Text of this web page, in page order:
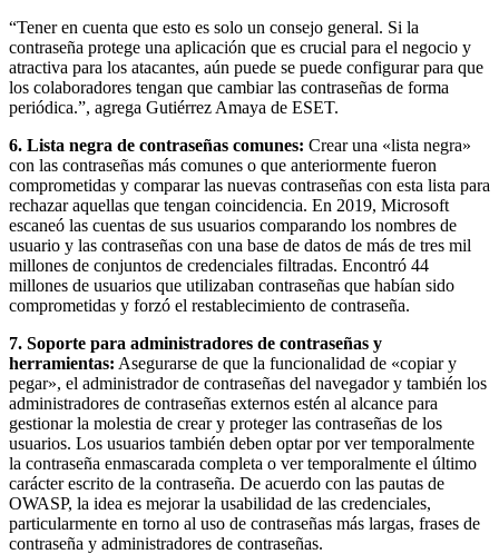
“Tener en cuenta que esto es solo un consejo general. Si la
contraseña protege una aplicación que es crucial para el negocio y
atractiva para los atacantes, aún puede se puede configurar para que
los colaboradores tengan que cambiar las contraseñas de forma
periódica.”, agrega Gutiérrez Amaya de ESET.
6. Lista negra de contraseñas comunes: Crear una «lista negra»
con las contraseñas más comunes o que anteriormente fueron
comprometidas y comparar las nuevas contraseñas con esta lista para
rechazar aquellas que tengan coincidencia. En 2019, Microsoft
escaneó las cuentas de sus usuarios comparando los nombres de
usuario y las contraseñas con una base de datos de más de tres mil
millones de conjuntos de credenciales filtradas. Encontró 44
millones de usuarios que utilizaban contraseñas que habían sido
comprometidas y forzó el restablecimiento de contraseña.
7. Soporte para administradores de contraseñas y
herramientas: Asegurarse de que la funcionalidad de «copiar y
pegar», el administrador de contraseñas del navegador y también los
administradores de contraseñas externos estén al alcance para
gestionar la molestia de crear y proteger las contraseñas de los
usuarios. Los usuarios también deben optar por ver temporalmente
la contraseña enmascarada completa o ver temporalmente el último
carácter escrito de la contraseña. De acuerdo con las pautas de
OWASP, la idea es mejorar la usabilidad de las credenciales,
particularmente en torno al uso de contraseñas más largas, frases de
contraseña y administradores de contraseñas.